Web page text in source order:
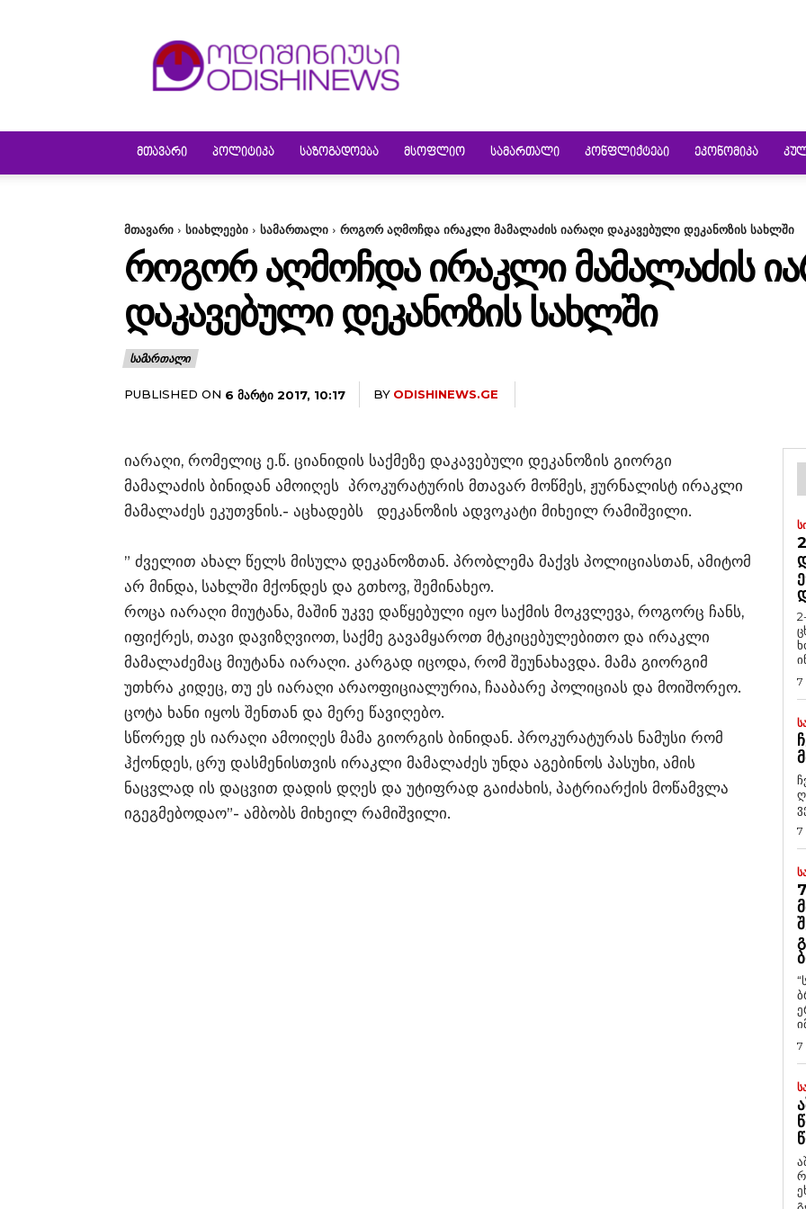
ᲛᲗᲐᲕᲐᲠᲘ ᲞᲝᲚᲘᲢᲘᲙᲐ ᲡᲐᲖᲝᲒᲐᲓᲝᲔᲑᲐ ᲛᲡᲝᲤᲚᲘᲝ ᲡᲐᲛᲐᲠᲗᲐᲚᲘ ᲙᲝᲜᲤᲚᲘᲥᲢᲔᲑᲘ ᲔᲙᲝᲜᲝᲛᲘᲙᲐ
მთავარი სიახლეები სამართალი როგორ აღმოჩდა ირაკლი მამალაძის იარაღი დაკავებული დეკანოზის სახლში
ᲠᲝᲒᲝᲠ ᲐᲦᲛᲝᲩᲓᲐ ᲘᲠᲐᲙᲚᲘ ᲛᲐᲛᲐᲚᲐᲫᲘᲡ
ᲓᲐᲙᲐᲕᲔᲑᲣᲚᲘ ᲓᲔᲙᲐᲜᲝᲖᲘᲡ ᲡᲐᲮᲚᲨᲘ
ᲡᲐᲛᲐᲠᲗᲐᲚᲘ
PUBLISHED ON 6 ᲛᲐᲠᲢᲘ 2017, 10:17 BY ODISHINEWS.GE
იარაღი, რომელიც ე.წ. ციანიდის საქმეზე დაკავებული დეკანოზის გიორგი
მამალაძის ბინიდან ამოიღეს პროკურატურის მთავარ მოწმეს, ჟურნალისტ ირაკლი
მამალაძეს ეკუთვნის.- აცხადებს დეკანოზის ადვოკატი მიხეილ რამიშვილი.
” ძველით ახალ წელს მისულა დეკანოზთან. პრობლემა მაქვს პოლიციასთან, ამიტომ
არ მინდა, სახლში მქონდეს და გთხოვ, შემინახეო.
როცა იარაღი მიუტანა, მაშინ უკვე დაწყებული იყო საქმის მოკვლევა, როგორც ჩანს,
იფიქრეს, თავი დავიზღვიოთ, საქმე გავამყაროთ მტკიცებულებითო და ირაკლი
მამალაძემაც მიუტანა იარაღი. კარგად იცოდა, რომ შეუნახავდა. მამა გიორგიმ
უთხრა კიდეც, თუ ეს იარაღი არაოფიციალურია, ჩააბარე პოლიციას და მოიშორეო.
ცოტა ხანი იყოს შენთან და მერე წავიღებო.
სწორედ ეს იარაღი ამოიღეს მამა გიორგის ბინიდან. პროკურატურას ნამუსი რომ
ჰქონდეს, ცრუ დასმენისთვის ირაკლი მამალაძეს უნდა აგებინოს პასუხი, ამის
ნაცვლად ის დაცვით დადის დღეს და უტიფრად გაიძახის, პატრიარქის მოწამვლა
იგეგმებოდაო”- ამბობს მიხეილ რამიშვილი.
7
7
7